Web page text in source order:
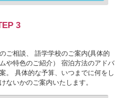
3
ご相談、 語学学校のご案内(具体的
や特色のご紹介） 宿泊方法のアドバ
。 具体的な予算、いつまでに何をし
ないかのご案内いたします。